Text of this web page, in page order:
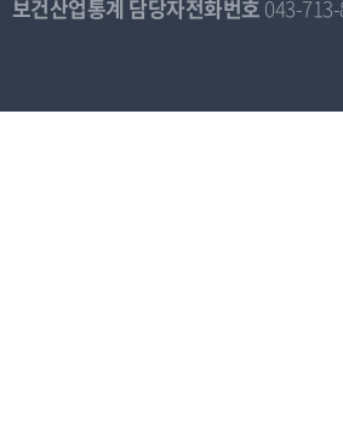
보건산업통계 담당자전화번호 043-